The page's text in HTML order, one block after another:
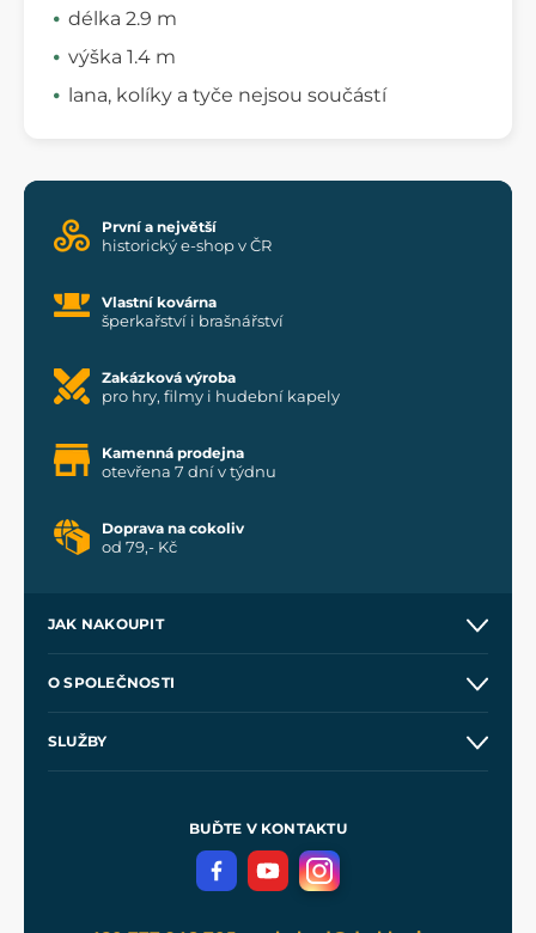
délka 2.9 m
výška 1.4 m
lana, kolíky a tyče nejsou součástí
První a největší
historický e-shop v ČR
Vlastní kovárna
šperkařství i brašnářství
Zakázková výroba
pro hry, filmy i hudební kapely
Kamenná prodejna
otevřena 7 dní v týdnu
Doprava na cokoliv
od 79,- Kč
JAK NAKOUPIT
Velkoobchod
O SPOLEČNOSTI
SLUŽBY
Meče pro Kingdom Come
BUĎTE V KONTAKTU